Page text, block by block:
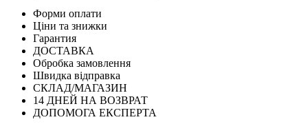
Форми оплати
Ціни та знижки
Гарантия
ДОСТАВКА
Обробка замовлення
Швидка відправка
СКЛАД/МАГАЗИН
14 ДНЕЙ НА ВОЗВРАТ
ДОПОМОГА ЕКСПЕРТА